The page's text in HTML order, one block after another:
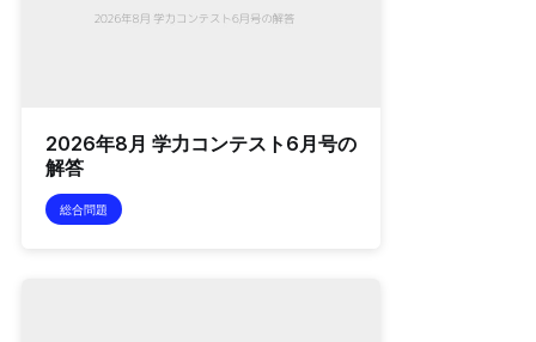
2026年8月 学力コンテスト6月号の
解答
総合問題